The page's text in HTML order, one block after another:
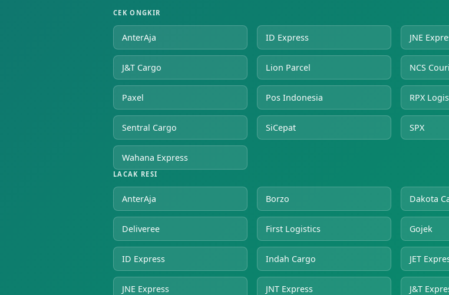
CEK ONGKIR
AnterAja ID Express JNE
J&T Cargo Lion Parcel NCS
Paxel Pos Indonesia RPX
Sentral Cargo SiCepat SPX
Wahana Express
LACAK RESI
AnterAja Borzo Dakota
Deliveree First Logistics Gojek
ID Express Indah Cargo JET
JNE Express JNT Express J&T